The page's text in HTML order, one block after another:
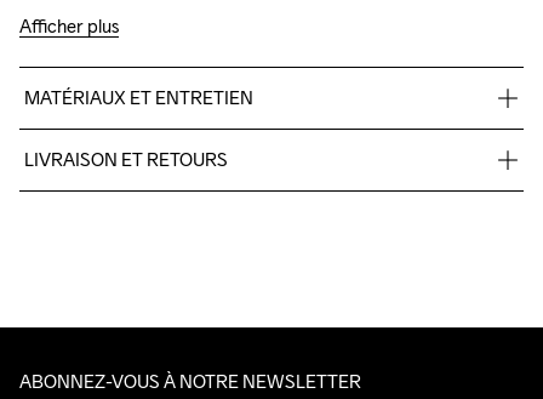
Afficher plus
MATÉRIAUX ET ENTRETIEN
LIVRAISON ET RETOURS
ABONNEZ-VOUS À NOTRE NEWSLETTER